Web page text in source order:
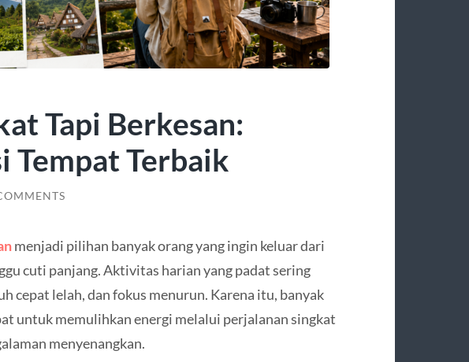
Tapi Berkesan:
Tempat Terbaik
menjadi pilihan banyak orang yang ingin keluar dari
cuti panjang. Aktivitas harian yang padat sering
cepat lelah, dan fokus menurun. Karena itu, banyak
untuk memulihkan energi melalui perjalanan singkat
menyenangkan.